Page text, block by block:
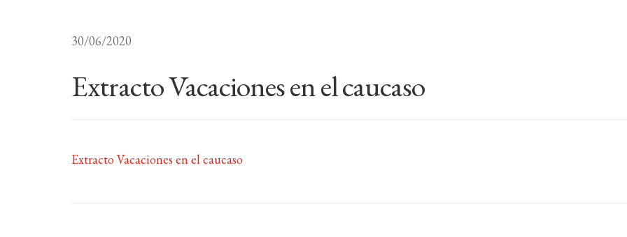
30/06/2020
Extracto Vacaciones en el caucaso
Extracto Vacaciones en el caucaso